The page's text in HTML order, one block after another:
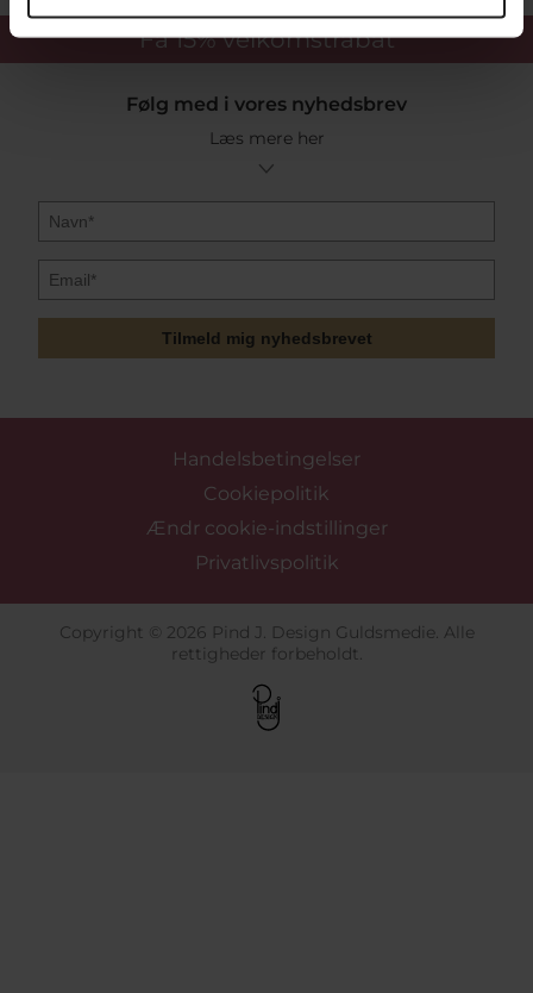
Få 15%velkomstrabat
Følg med i vores nyhedsbrev
Læs mere her
Tilmeld mig nyhedsbrevet
Handelsbetingelser
Cookiepolitik
Ændr cookie-indstillinger
Privatlivspolitik
Copyright © 2026 Pind J. Design Guldsmedie. Alle
rettigheder forbeholdt.